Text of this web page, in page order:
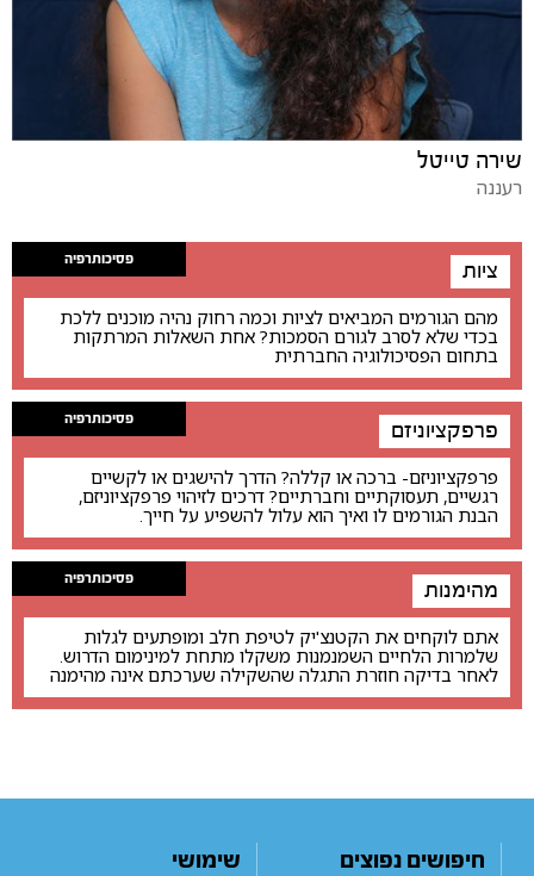
שירה טייטל
רעננה
פסיכותרפיה ציות
מהם הגורמים המביאים לציות וכמה רחוק נהיה מוכנים ללכת
בכדי שלא לסרב לגורם הסמכות? אחת השאלות המרתקות
בתחום הפסיכולוגיה החברתית
פסיכותרפיה פרפקציוניזם
פרפקציוניזם- ברכה או קללה? הדרך להישגים או לקשיים
רגשיים, תעסוקתיים וחברתיים? דרכים לזיהוי פרפקציוניזם,
הבנת הגורמים לו ואיך הוא עלול להשפיע על חייך.
פסיכותרפיה מהימנות
אתם לוקחים את הקטנצ'יק לטיפת חלב ומופתעים לגלות
שלמרות הלחיים השמנמנות משקלו מתחת למינימום הדרוש.
לאחר בדיקה חוזרת התגלה שהשקילה שערכתם אינה מהימנה
חיפושים נפוצים
שימושי